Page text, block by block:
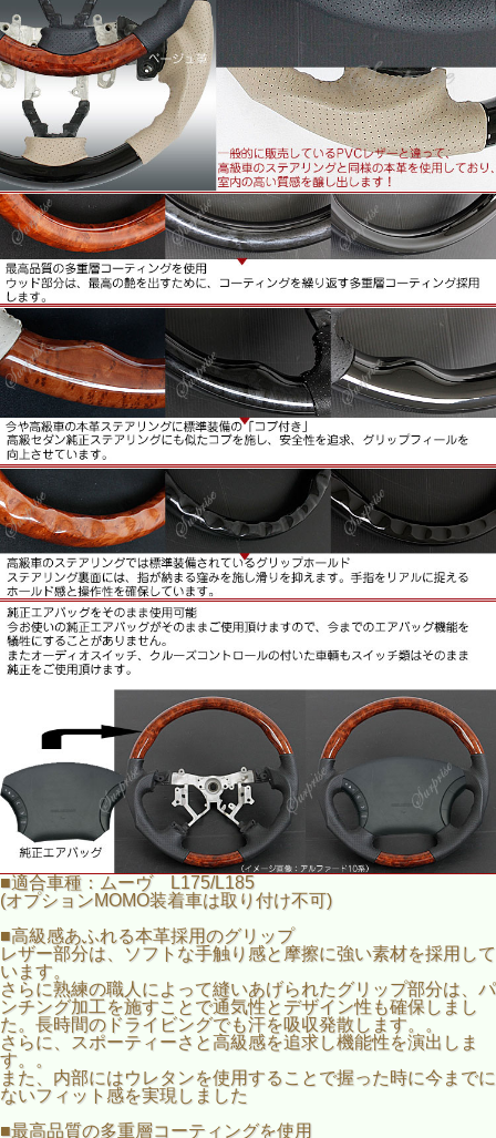
■最高品質の多重層コーティングを使用
ウッド部分は、最高の艶を出すために、コーティングを繰り
返す多重層コーティングを採用します。
今や高級車のステアリングに標準装備の「コブ付き」。
高級セダン純正ステアリングにも似たコブを施し、安全性を
追求、グリップフィールを向上させています。。
■高級車のステアリングでは標準装備されているグリップホ
ールド
ステアリング裏面には、指が納まる窪みを施し滑りを抑えま
す。手指をリアルに捉えるホールドかんと操作性を確保しま
す。
■純正エアバッグをそのまま使用可能。
今お使いの純正エアバッグがそのままご使用いただけますの
で、今までのエアバッグ機能を犠牲にすることがありませ
ん。
またオーディオスイッチ、クルーズコントロールの付いた車
両もスイッチ類はそのまま純正をご使用いただけます。
■新品未使用品
■適合車種：ムーヴ L175/L185
(オプションMOMO装着車は取り付け不可)
■高級感あふれる本革採用のグリップ
レザー部分は、ソフトな手触り感と摩擦に強い素材を採用して
います。
さらに熟練の職人によって縫いあげられたグリップ部分は、パ
ンチング加工を施すことで通気性とデザイン性も確保しまし
た。長時間のドライビングでも汗を吸収発散します。。
さらに、スポーティーさと高級感を追求し機能性を演出しま
す。。
また、内部にはウレタンを使用することで握った時に今までに
ないフィット感を実現しました
■最高品質の多重層コーティングを使用